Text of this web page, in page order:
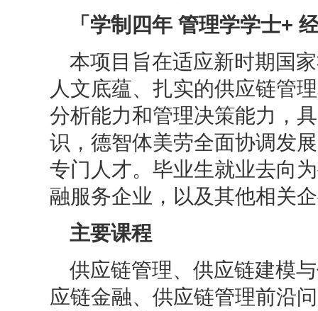
「学制四年 管理学学士+
本项目旨在适应新时期国
人文底蕴、扎实的供应链管
分析能力和管理决策能力，
识，德智体美劳全面协调发
专门人才。毕业生就业去向
融服务企业，以及其他相关
主要课程
供应链管理、供应链建模
应链金融、供应链管理前沿